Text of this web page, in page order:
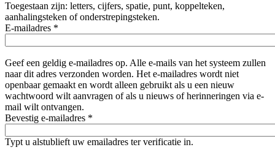
Toegestaan zijn: letters, cijfers, spatie, punt, koppelteken,
aanhalingsteken of onderstrepingsteken.
E-mailadres *
Geef een geldig e-mailadres op. Alle e-mails van het systeem zullen
naar dit adres verzonden worden. Het e-mailadres wordt niet
openbaar gemaakt en wordt alleen gebruikt als u een nieuw
wachtwoord wilt aanvragen of als u nieuws of herinneringen via e-
mail wilt ontvangen.
Bevestig e-mailadres *
Typt u alstublieft uw emailadres ter verificatie in.